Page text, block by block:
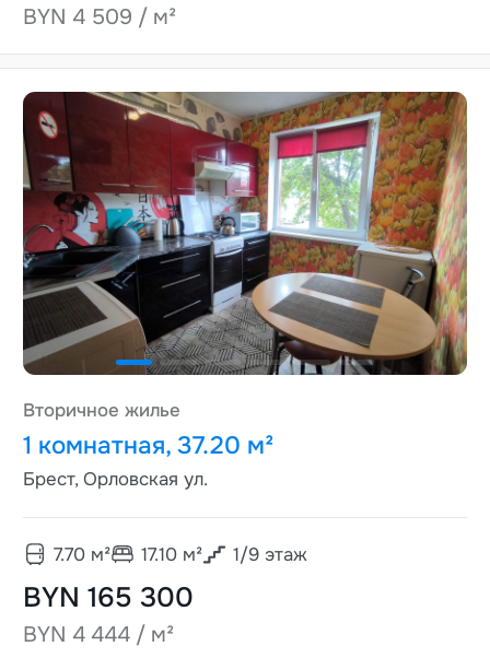
BYN 4 509 / м²
Вторичное жилье
1 комнатная, 37.20 м²
Брест, Орловская ул.
7.70м² 17.10м² 1/9этаж
BYN 165 300
BYN 4 444 / м²